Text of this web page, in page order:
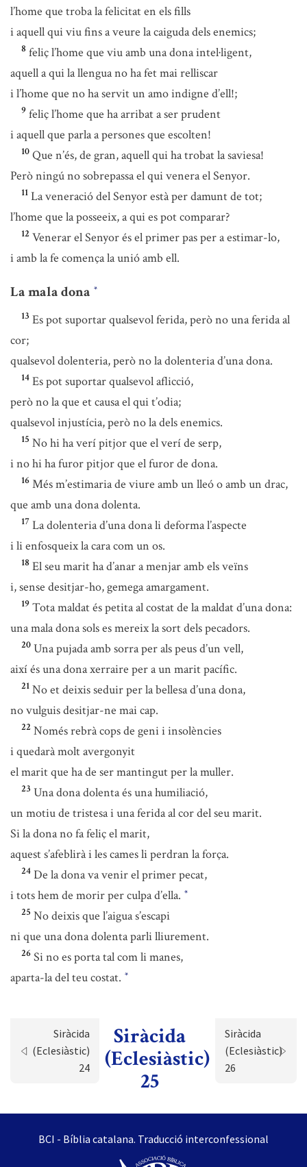
l’home que troba la felicitat en els fills
i aquell qui viu fins a veure la caiguda dels enemics;
8 feliç l’home que viu amb una dona intel·ligent,
aquell a qui la llengua no ha fet mai relliscar
i l’home que no ha servit un amo indigne d’ell!;
9 feliç l’home que ha arribat a ser prudent
i aquell que parla a persones que escolten!
10 Que n’és, de gran, aquell qui ha trobat la saviesa!
Però ningú no sobrepassa el qui venera el Senyor.
11 La veneració del Senyor està per damunt de tot;
l’home que la posseeix, a qui es pot comparar?
12 Venerar el Senyor és el primer pas per a estimar-lo,
i amb la fe comença la unió amb ell.
La mala dona *
13 Es pot suportar qualsevol ferida, però no una ferida al
cor;
qualsevol dolenteria, però no la dolenteria d’una dona.
14 Es pot suportar qualsevol aflicció,
però no la que et causa el qui t’odia;
qualsevol injustícia, però no la dels enemics.
15 No hi ha verí pitjor que el verí de serp,
i no hi ha furor pitjor que el furor de dona.
16 Més m’estimaria de viure amb un lleó o amb un drac,
que amb una dona dolenta.
17 La dolenteria d’una dona li deforma l’aspecte
i li enfosqueix la cara com un os.
18 El seu marit ha d’anar a menjar amb els veïns
i, sense desitjar-ho, gemega amargament.
19 Tota maldat és petita al costat de la maldat d’una dona:
una mala dona sols es mereix la sort dels pecadors.
20 Una pujada amb sorra per als peus d’un vell,
així és una dona xerraire per a un marit pacífic.
21 No et deixis seduir per la bellesa d’una dona,
no vulguis desitjar-ne mai cap.
22 Només rebrà cops de geni i insolències
i quedarà molt avergonyit
el marit que ha de ser mantingut per la muller.
23 Una dona dolenta és una humiliació,
un motiu de tristesa i una ferida al cor del seu marit.
Si la dona no fa feliç el marit,
aquest s’afeblirà i les cames li perdran la força.
24 De la dona va venir el primer pecat,
i tots hem de morir per culpa d’ella. *
25 No deixis que l’aigua s’escapi
ni que una dona dolenta parli lliurement.
26 Si no es porta tal com li manes,
aparta-la del teu costat. *
Siràcida
(Eclesiàstic)
24
Siràcida
(Eclesiàstic)
25
Siràcida
(Eclesiàstic)
26
BCI - Bíblia catalana. Traducció interconfessional